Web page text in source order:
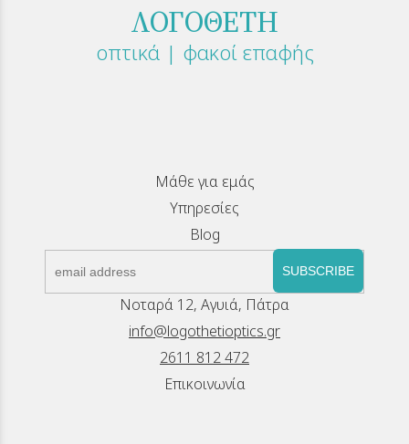
ΛΟΓΟΘΕΤΗ
οπτικά | φακοί επαφής
Μάθε για εμάς
Υπηρεσίες
Blog
SUBSCRIBE
Νοταρά 12, Αγυιά, Πάτρα
info@logothetioptics.gr
2611 812 472
Επικοινωνία